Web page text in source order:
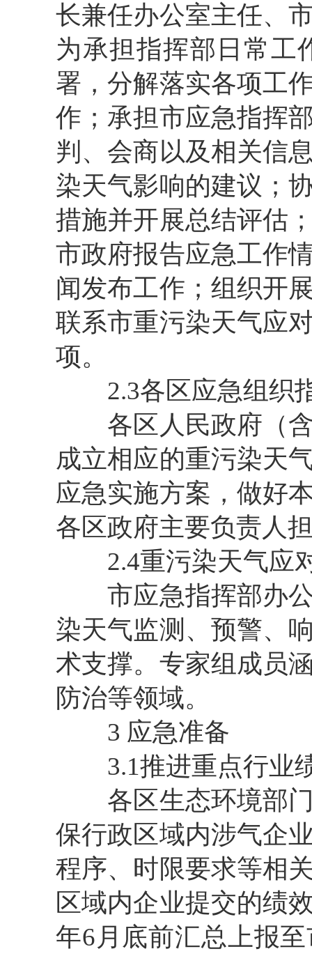
长兼任办公室主任、
为承担指挥部日常工
署，分解落实各项工
作；承担市应急指挥
判、会商以及相关信
染天气影响的建议；
措施并开展总结评估
市政府报告应急工作
闻发布工作；组织开
联系市重污染天气应
项。
2.3各区应急组织
各区人民政府（含
成立相应的重污染天
应急实施方案，做好
各区政府主要负责人
2.4重污染天气应
市应急指挥部办公
染天气监测、预警、
术支撑。专家组成员
防治等领域。
3 应急准备
3.1推进重点行业
各区生态环境部门
保行政区域内涉气企
程序、时限要求等相
区域内企业提交的绩
年6月底前汇总上报